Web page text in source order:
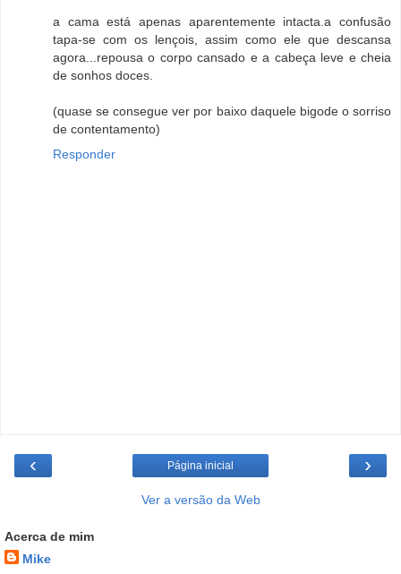
a cama está apenas aparentemente intacta.a confusão
tapa-se com os lençois, assim como ele que descansa
agora...repousa o corpo cansado e a cabeça leve e cheia
de sonhos doces.
(quase se consegue ver por baixo daquele bigode o sorriso
de contentamento)
Responder
‹ ›
Página inicial
Ver a versão da Web
Acerca de mim
Mike